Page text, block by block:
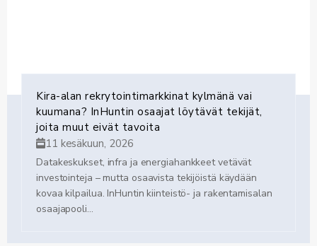
Jos tunnet sijainnin ja tehtävän mielenkiintoiseksi, haluamme
kuulla sinusta.
Lähetä hakemuksesi ja CV:si luottamuksellisesti
PAIKKAA– painikkeesta.
Kira-alan rekrytointimarkkinat kylmänä vai
kuumana? InHuntin osaajat löytävät tekijät,
joita muut eivät tavoita
11 kesäkuun, 2026
Datakeskukset, infra ja energiahankkeet vetävät
investointeja – mutta osaavista tekijöistä käydään
kovaa kilpailua. InHuntin kiinteistö- ja rakentamisalan
osaajapooli...